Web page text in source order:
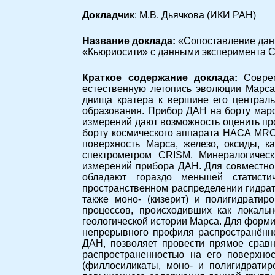
Докладчик: М.В. Дьячкова (ИКИ РАН)
Название доклада:«Сопоставление
«Кьюриосити» с данными эксперимента
Краткое содержание доклада:
естественную летопись эволюции
днища кратера к вершине его
образования. Прибор ДАН на борту
измерений дают возможность оценить
борту космического аппарата НАСА
поверхность Марса, железо, оксиды,
спектрометром CRISM.
измерений прибора ДАН. Для
обладают гораздо меньшей
пространственном распределении
также моно- (кизерит) и
процессов, происходивших как
геологической истории Марса. Для
непрерывного профиля
ДАН, позволяет провести прямое
распространенностью на его
(филлосиликаты, моно- и